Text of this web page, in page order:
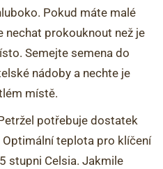
Pokud máte malé
nechat prokouknout než je
Semejte semena do
nádoby a nechte je
místě.
potřebuje dostatek
teplota pro klíčení
stupni Celsia. Jakmile